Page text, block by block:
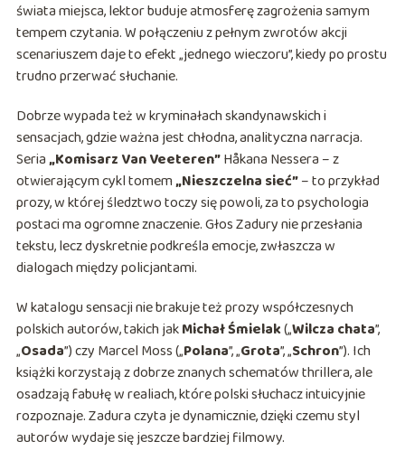
świata miejsca, lektor buduje atmosferę zagrożenia samym
tempem czytania. W połączeniu z pełnym zwrotów akcji
scenariuszem daje to efekt „jednego wieczoru”, kiedy po prostu
trudno przerwać słuchanie.
Dobrze wypada też w kryminałach skandynawskich i
sensacjach, gdzie ważna jest chłodna, analityczna narracja.
Seria„Komisarz Van Veeteren”Håkana Nessera – z
otwierającym cykl tomem„Nieszczelna sieć”– to przykład
prozy, w której śledztwo toczy się powoli, za to psychologia
postaci ma ogromne znaczenie. Głos Zadury nie przesłania
tekstu, lecz dyskretnie podkreśla emocje, zwłaszcza w
dialogach między policjantami.
W katalogu sensacji nie brakuje też prozy współczesnych
polskich autorów, takich jakMichał Śmielak(„Wilcza chata”,
„Osada”) czy Marcel Moss („Polana”, „Grota”, „Schron”). Ich
książki korzystają z dobrze znanych schematów thrillera, ale
osadzają fabułę w realiach, które polski słuchacz intuicyjnie
rozpoznaje. Zadura czyta je dynamicznie, dzięki czemu styl
autorów wydaje się jeszcze bardziej filmowy.